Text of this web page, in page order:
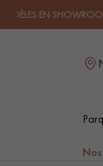
SHOWROOM |